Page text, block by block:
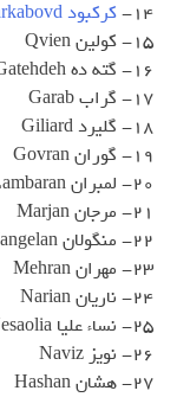
14-
کرکبود Karkabovd
15- کولین Qvien
16- گته ده Gatehdeh
17- گراب Garab
18- گلیرد Giliard
19- گوران Govran
20- لمبران Lambaran
21- مرجان Marjan
22- منگولان Mangelan
23- مهران Mehran
24- ناریان Narian
25- نساء علیا Nesaolia
26- نویز Naviz
27- هشان Hashan